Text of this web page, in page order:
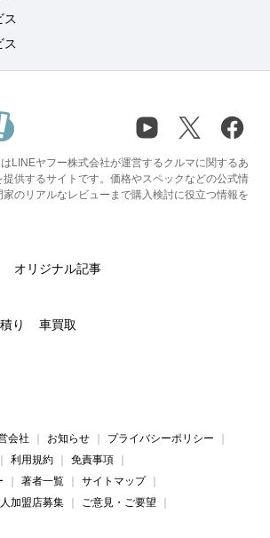
ス
ス
LINEヤフー株式会社が運営するクルマに関するあ
提供するサイトです。価格やスペックなどの公式情
のリアルなレビューまで購入検討に役立つ情報を
オリジナル記事
り 車買取
会社 お知らせ
プライバシーポリシー
利用規約
免責事項
著者一覧
サイトマップ
加盟店募集
ご意見・ご要望